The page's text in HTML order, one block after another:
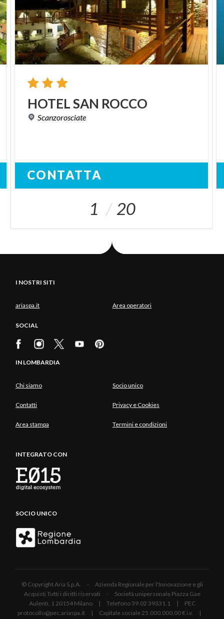
HOTELSAN ROCCO
Scanzorosciate
CONTATTA
1 20
I NOSTRI SITI
ariaspa.it Area operatori
SOCIAL
IN LOMBARDIA
Chi siamo Socio unico
Contatti Privacy e Cookies
Area stampa Termini e condizioni
INTEGRATO CON
SOCIO UNICO
© Copyright Aria S.p.A. - Azienda Regionale per l'Innovazione e gli
Acquisti Tutti i diritti riservati - Società unipersonale Piazza Gae
Aulenti, 1 20154 Milano | Telefono 39.02 39331.1 | PEC
protocollo@pec.ariaspa.it | Capitale sociale 25.000.000,00 € i.v. |